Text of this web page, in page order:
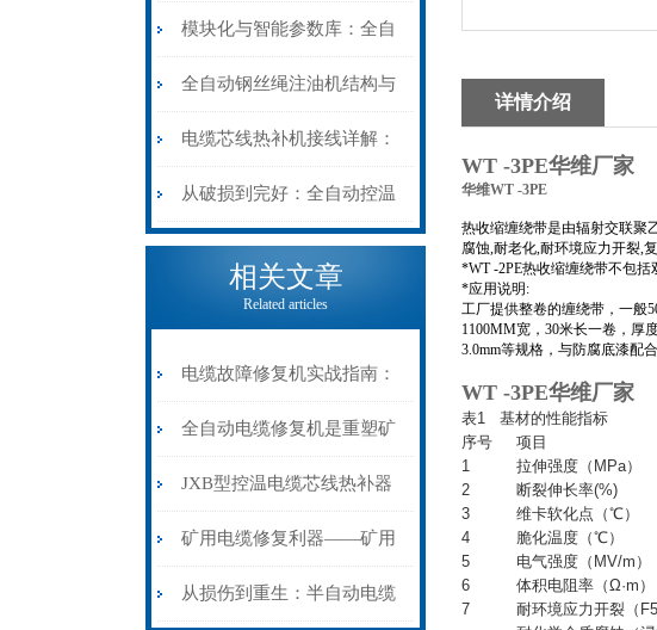
分指南：从“绝缘电
阻”到“波形特征”的精准诊
断逻辑
模块化与智能参数库：全自
动电缆修复机的快速换型逻
辑
全自动钢丝绳注油机结构与
工作原理：揭秘高效润滑的
机械密码
电缆芯线热补机接线详解：
从入门到精通
从破损到完好：全自动控温
电缆热补机的核心价值
相关文章
Related articles
电缆故障修复机实战指南：
从“盲测”到“精确定点”的三
步作业法
全自动电缆修复机是重塑矿
山电力动脉的“智能外科医
生”
JXB型控温电缆芯线热补器
安装与接线：精准修复的工
艺基石
矿用电缆修复利器——矿用
电缆热补机智能控温，安全
从损伤到重生：半自动电缆
详情介绍
WT -3PE华维厂家
华维WT -3PE
热收缩缠绕带是由辐射交联聚
腐蚀,耐老化,耐环境应力开裂,
*WT -2PE热收缩缠绕带不包括
*应用说明:
工厂提供整卷的缠绕带，一般
1100MM宽，30米长一卷，厚度
3.0mm等规格，与防腐底漆配
WT -3PE华维厂家
表1 基材的性能指标
序号
项目
1
拉伸强度（MPa）
2
断裂伸长率(%)
3
维卡软化点（℃）
4
脆化温度（℃）
5
电气强度（MV/m）
6
体积电阻率（Ω·m）
7
耐环境应力开裂（